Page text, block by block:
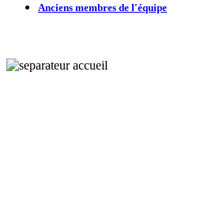
Anciens membres de l'équipe